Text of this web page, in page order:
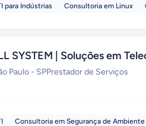
para Indústrias Consultoria em Linux
SYSTEM | Soluções em
Paulo - SPPrestador de Serviços
Consultoria em Segurança de